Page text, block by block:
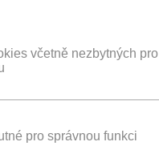
včetně nezbytných pro
pro správnou funkci
T-CLUB v Ústí